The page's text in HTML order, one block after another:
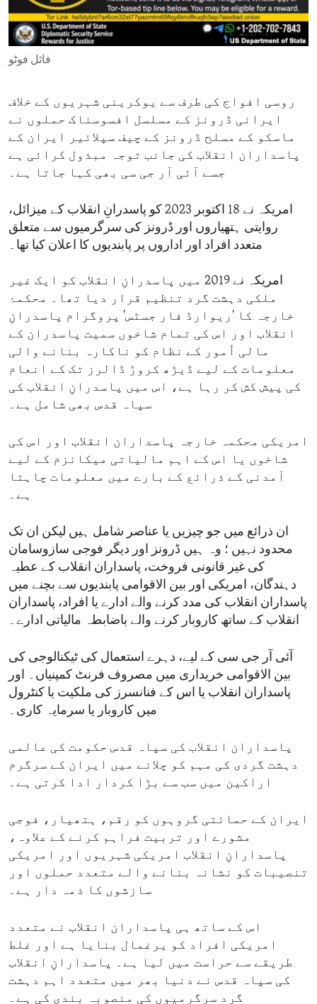
ENVIRONMENT AND HEALTH
IDEALS AND INSTITUTIONS
فائل فوٹو
روسی افواج کی طرف سے یوکرینی شہریوں کے خلاف
ایرانی ڈرونز کے مسلسل افسوسناک حملوں نے
ماسکو کے مسلح ڈرونز کے چیف سپلائیر ایران کے
پاسداران انقلاب کی جانب توجہ مبذول کرائی ہے
جسے آئی آر جی سی بھی کہا جاتا ہے۔
امریکہ نے 18 اکتوبر 2023 کو پاسدرانِ انقلاب کے میزائل،
روایتی ہتھیاروں اور ڈرونز کی سرگرمیوں سے متعلق
متعدد افراد اور اداروں پر پابندیوں کا اعلان کیا تھا۔
امریکہ نے 2019 میں پاسدرانِ انقلاب کو ایک غیر
ملکی دہشت گرد تنظیم قرار دیا تھا۔ محکمۂ
خارجہ کا 'ریوارڈ فار جسٹس' پروگرام پاسدرانِ
انقلاب اور اس کی تمام شاخوں سمیت پاسدران کے
مالی اُمور کے نظام کو ناکارہ بنانے والی
معلومات کے لیے ڈیڑھ کروڑ ڈالرز تک کے انعام
کی پیش کش کر رہا ہے، اس میں پاسدرانِ انقلاب کی
سپاہ قدس بھی شامل ہے۔
امریکی محکمہ خارجہ پاسداران انقلاب اور اس کی
شاخوں یا اس کے اہم مالیاتی میکانزم کے لیے
آمدنی کے ذرائع کے بارے میں معلومات چاہتا
ہے۔
ان ذرائع میں جو چیزیں یا عناصر شامل ہیں لیکن ان تک
محدود نہیں ؛ وہ ہیں ڈرونز اور دیگر فوجی سازوسامان
کی غیر قانونی فروخت، پاسداران انقلاب کے عطیہ
دہندگان، امریکی اور بین الاقوامی پابندیوں سے بچنے میں
پاسداران انقلاب کی مدد کرنے والے ادارے یا افراد، پاسداران
انقلاب کے ساتھ کاروبار کرنے والے باضابطہ مالیاتی ادارے۔
آئی آر جی سی کے لیے، دہرے استعمال کی ٹیکنالوجی کی
بین الاقوامی خریداری میں مصروف فرنٹ کمپنیاں۔ اور
پاسداران انقلاب یا اس کے فنانسرز کی ملکیت یا کنٹرول
میں کاروبار یا سرمایہ کاری۔
پاسداران انقلاب کی سپاہ قدس حکومت کی عالمی
دہشت گردی کی مہم کو چلانے میں ایران کے سرگرم
اراکین میں سب سے بڑا کردار ادا کرتی ہے۔
ایران کے حمائتی گروہوں کو رقم، ہتھیار، فوجی
مشورے اور تربیت فراہم کرنے کے علاوہ،
پاسدارانِ انقلاب امریکی شہریوں اور امریکی
تنصیبات کو نشانہ بنانے والے متعدد حملوں اور
سازشوں کا ذمہ دار ہے۔
اس کے ساتھ ہی پاسداران انقلاب نے متعدد
امریکی افراد کو یرغمال بنایا ہے اور غلط
طریقے سے حراست میں لیا ہے۔ پاسدارانِ انقلاب
کی سپاہ قدس نے دنیا بھر میں متعدد اہم دہشت
گرد سرگرمیوں کی منصوبہ بندی کی ہے۔